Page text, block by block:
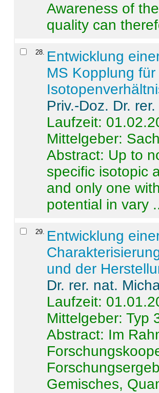
Awareness of
quality can
28. Entwicklung
MS Kopplung
Priv.-Doz. Dr.
Laufzeit:
Mittelgeber:
Abstract: Up to
specific isotopic
and only one
potential in vary
29. Entwicklung
und der
Dr. rer. nat.
Laufzeit:
Mittelgeber: Typ
Abstract: Im
Gemisches,